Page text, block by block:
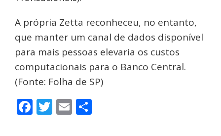
A própria Zetta reconheceu, no entanto,
que manter um canal de dados disponível
para mais pessoas elevaria os custos
computacionais para o Banco Central.
(Fonte: Folha de SP)
Facebook
Twitter
Email